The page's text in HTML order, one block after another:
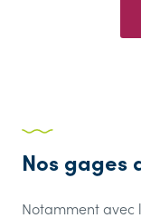
Nos gages
Notamment